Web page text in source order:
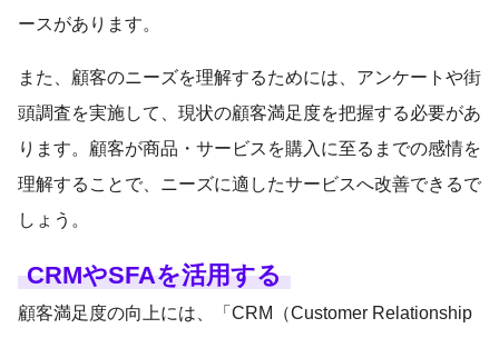
ースがあります。
また、顧客のニーズを理解するためには、アンケートや街
頭調査を実施して、現状の顧客満足度を把握する必要があ
ります。顧客が商品・サービスを購入に至るまでの感情を
理解することで、ニーズに適したサービスへ改善できるで
しょう。
CRMやSFAを活用する
顧客満足度の向上には、「CRM（Customer Relationship